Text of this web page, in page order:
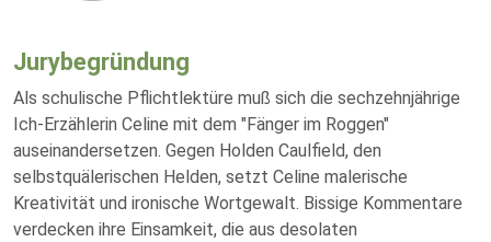
Jurybegründung
Als schulische Pflichtlektüre muß sich die sechzehnjährige
Ich-Erzählerin Celine mit dem "Fänger im Roggen"
auseinandersetzen. Gegen Holden Caulfield, den
selbstquälerischen Helden, setzt Celine malerische
Kreativität und ironische Wortgewalt. Bissige Kommentare
verdecken ihre Einsamkeit, die aus desolaten